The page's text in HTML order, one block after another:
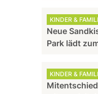
KINDER &
Neue
Park lädt
KINDER &